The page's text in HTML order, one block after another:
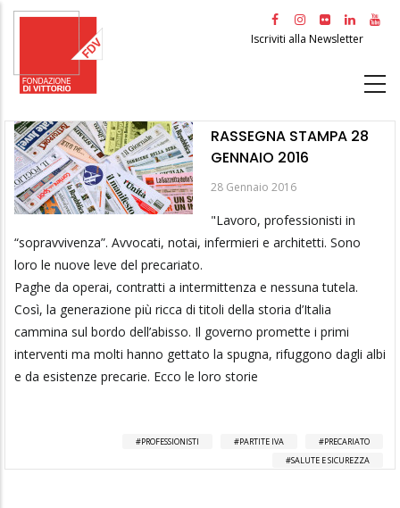
Salta
principale
Iscriviti alla Newsletter
RASSEGNA STAMPA 28
GENNAIO 2016
28 Gennaio 2016
"Lavoro, professionisti in
“sopravvivenza”. Avvocati, notai, infermieri e architetti. Sono
loro le nuove leve del precariato.
Paghe da operai, contratti a intermittenza e nessuna tutela.
Così, la generazione più ricca di titoli della storia d’Italia
cammina sul bordo dell’abisso. Il governo promette i primi
interventi ma molti hanno gettato la spugna, rifuggono dagli albi
e da esistenze precarie. Ecco le loro storie
PROFESSIONISTI PARTITE IVA
PRECARIATO
SALUTE E SICUREZZA